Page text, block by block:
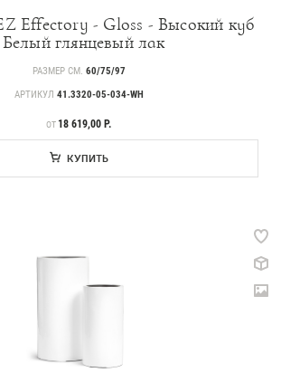
Effectory - Gloss - Высокий куб
глянцевый лак
РАЗМЕР СМ. 60/75/97
АРТИКУЛ 41.3320-05-034-WH
ЦЕНА
ОТ 18 619,00 Р.
КУПИТЬ